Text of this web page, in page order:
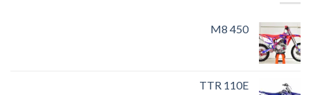
M8 450
TTR 110E